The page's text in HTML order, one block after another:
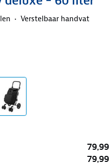
Verstelbaar handvat
79,99
79,99